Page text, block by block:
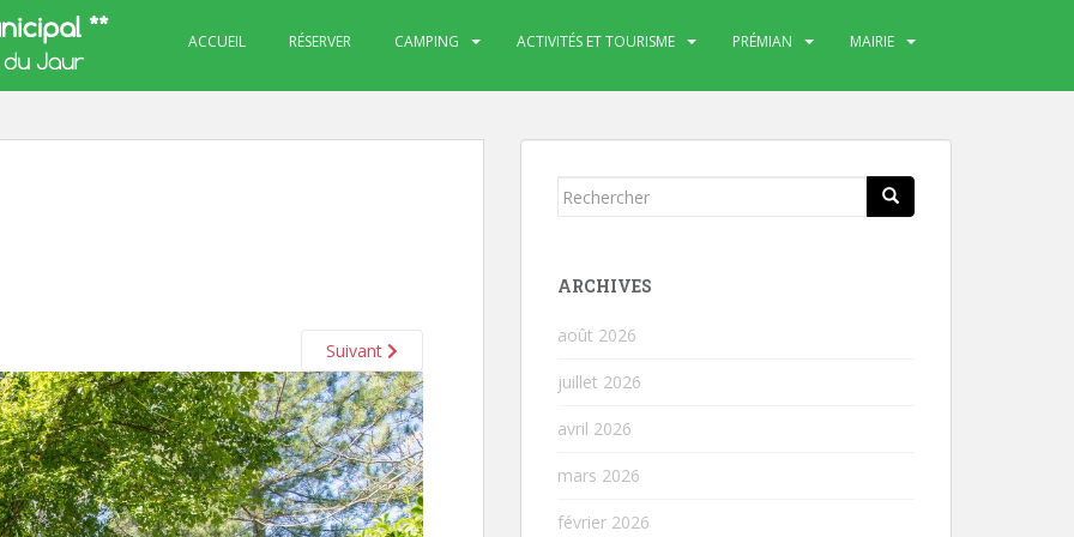
ACCUEIL RÉSERVER CAMPING ACTIVITÉS ET TOURISME PRÉMIAN MAIRIE
Suivant
Rechercher...
ARCHIVES
août 2026
juillet 2026
avril 2026
mars 2026
février 2026